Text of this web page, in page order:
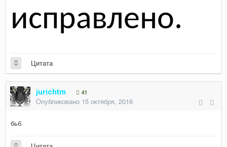
исправлено.
Цитата
jurichtm 41
Опубликовано 15 октября, 2016
бьб